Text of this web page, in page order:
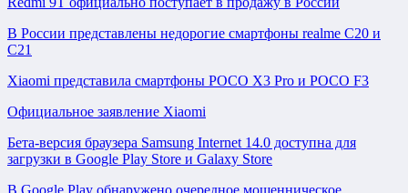
В России представлены недорогие смартфоны realme C20 и
C21
Xiaomi представила смартфоны POCO X3 Pro и POCO F3
Официальное заявление Xiaomi
Бета-версия браузера Samsung Internet 14.0 доступна для
загрузки в Google Play Store и Galaxy Store